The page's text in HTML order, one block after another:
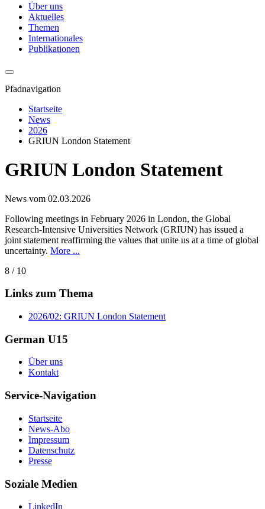
Über uns
Aktuelles
Themen
Internationales
Publikationen
Pfadnavigation
Startseite
News
2026
GRIUN London Statement
GRIUN London Statement
News vom 02.03.2026
Following meetings in February 2026 in London, the Global
Research-Intensive Universities Network (GRIUN) has issued a
joint statement reaffirming the values that unite us at a time of global
uncertainty. More ...
8 / 10
Links zum Thema
2026/02: GRIUN London Statement
German U15
Über uns
Kontakt
Service-Navigation
Startseite
News-Abo
Impressum
Datenschutz
Presse
Soziale Medien
LinkedIn